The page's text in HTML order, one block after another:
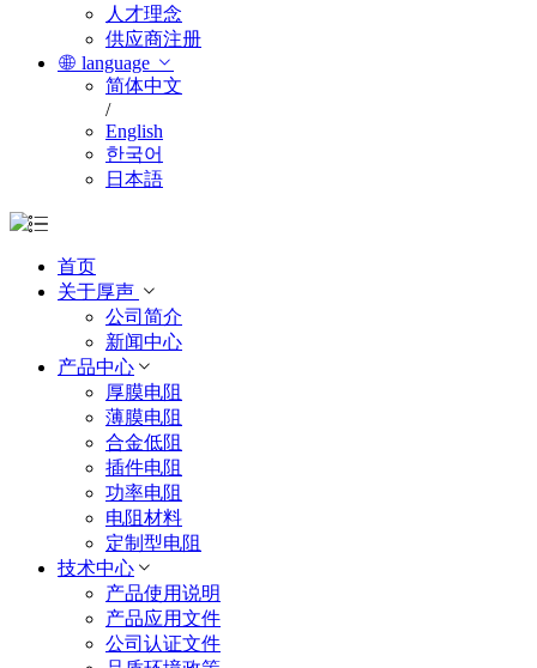
人才理念
供应商注册
language
简体中文
/
English
한국어
日本語
首页
关于厚声
公司简介
新闻中心
产品中心
厚膜电阻
薄膜电阻
合金低阻
插件电阻
功率电阻
电阻材料
定制型电阻
技术中心
产品使用说明
产品应用文件
公司认证文件